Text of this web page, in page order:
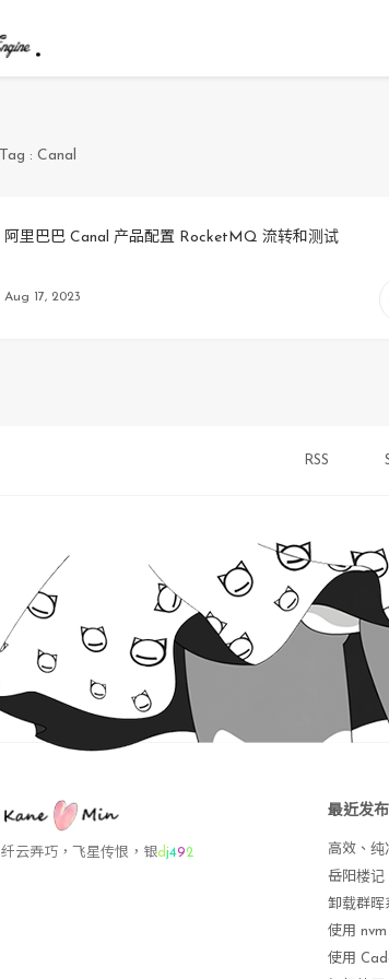
Tag : Canal
阿里巴巴 Canal 产品配置 RocketMQ 流转和测试
Aug 17, 2023
RSS
纤云弄巧，飞星传恨， pQ,rp
最近发布
岳阳楼记
卸载群晖
使用
使用